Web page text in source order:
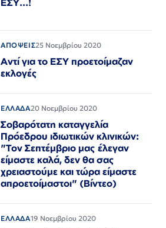
ΕΣΥ...!
ΑΠΟΨΕΙΣ25 Νοεμβρίου 2020
Αντί για το ΕΣΥ προετοίμαζαν
εκλογές
ΕΛΛΑΔΑ20 Νοεμβρίου 2020
Σοβαρότατη καταγγελία
Πρόεδρου ιδιωτικών κλινικών:
"Τον Σεπτέμβριο μας έλεγαν
είμαστε καλά, δεν θα σας
χρειαστούμε και τώρα είμαστε
απροετοίμαστοι" (Βίντεο)
ΕΛΛΑΔΑ19 Νοεμβρίου 2020